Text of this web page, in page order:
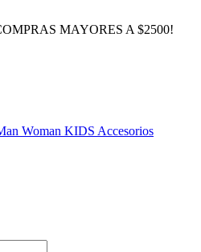
MAYORES A $2500!
Woman KIDS Accesorios